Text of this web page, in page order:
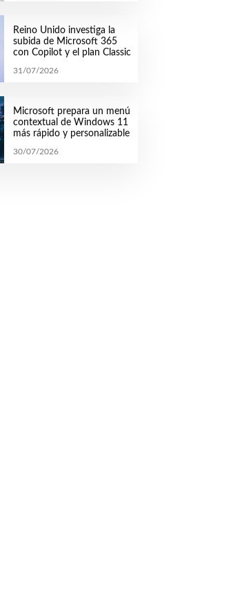
Reino Unido investiga la
subida de Microsoft 365
con Copilot y el plan Classic
31/07/2026
Microsoft prepara un menú
contextual de Windows 11
más rápido y personalizable
30/07/2026